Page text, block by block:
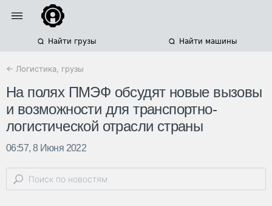
Найти грузы Найти машины
← Логистика, грузы
На полях ПМЭФ обсудят новые вызовы
и возможности для транспортно-
логистической отрасли страны
06:57, 8 Июня 2022